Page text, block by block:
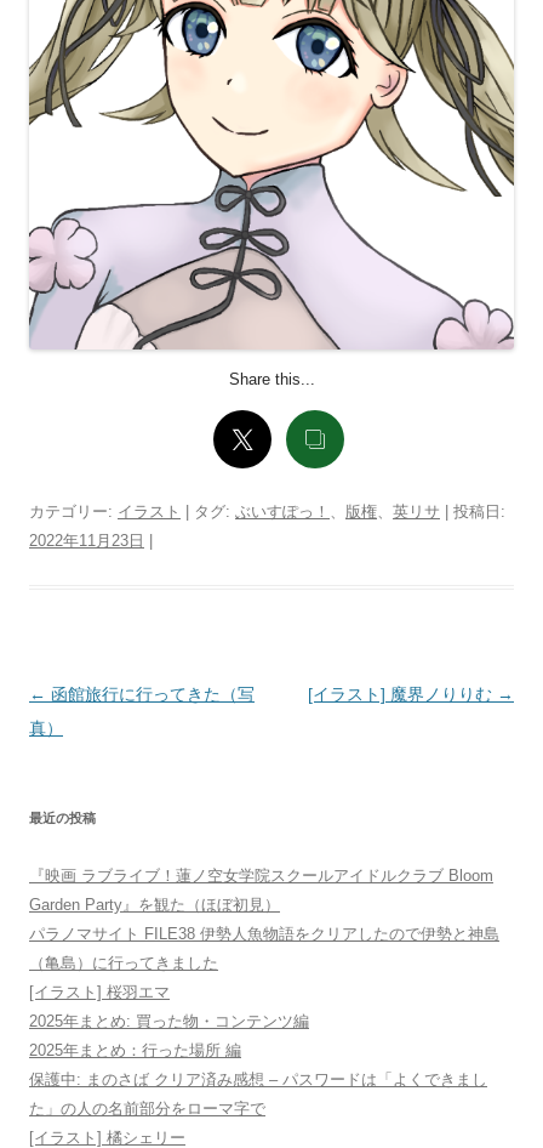
Share this...
カテゴリー: イラスト | タグ: ぶいすぽっ！ 版権 英リサ | 投稿日:
2022年11月23日 |
投
稿
ゲ
ー
シ
ョ
ン
← 函館旅行に行ってきた（写
真）
[イラスト] 魔界ノりりむ →
最近の投稿
『映画 ラブライブ！蓮ノ空女学院スクールアイドルクラブ Bloom
Garden Party』を観た（ほぼ初見）
パラノマサイト FILE38 伊勢人魚物語をクリアしたので伊勢と神島
（亀島）に行ってきました
[イラスト] 桜羽エマ
2025年まとめ: 買った物・コンテンツ編
2025年まとめ：行った場所 編
保護中: まのさば クリア済み感想 – パスワードは「よくできまし
た」の人の名前部分をローマ字で
[イラスト] 橘シェリー